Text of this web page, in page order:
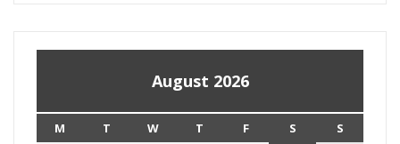
August 2026
M T W T F S
S